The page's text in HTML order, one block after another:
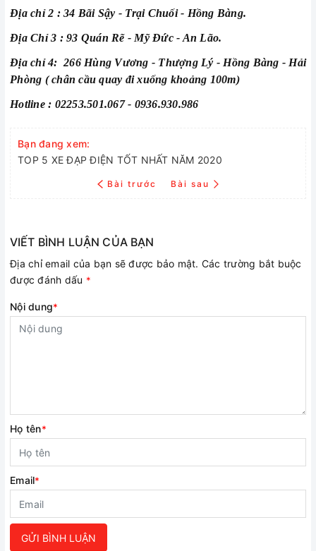
Địa chỉ 2 : 34 Bãi Sậy - Trại Chuối - Hồng Bàng.
Địa Chỉ 3 : 93 Quán Rẽ - Mỹ Đức - An Lão.
Địa chỉ 4: 266 Hùng Vương - Thượng Lý - Hồng Bàng - Hải
Phòng ( chân cầu quay đi xuống khoảng 100m)
Hotline : 02253.501.067 - 0936.930.986
Bạn đang xem:
TOP 5 XE ĐẠP ĐIỆN TỐT NHẤT NĂM 2020
Bài trước Bài sau
VIẾT BÌNH LUẬN CỦA BẠN
Địa chỉ email của bạn sẽ được bảo mật. Các trường bắt buộc
được đánh dấu *
Nội dung*
Họ tên*
Email*
GỬI BÌNH LUẬN